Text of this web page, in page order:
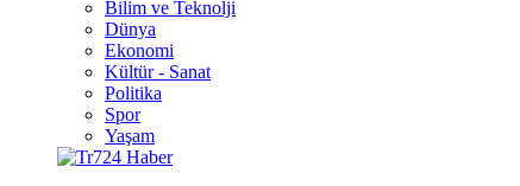
Bilim ve Teknolji
Dünya
Ekonomi
Kültür - Sanat
Politika
Spor
Yaşam